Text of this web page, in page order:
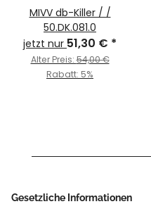
MIVV db-Killer / /
50.DK.081.0
jetzt nur 51,30 € *
Alter Preis:54,00 €
Rabatt: 5%
Gesetzliche Informationen